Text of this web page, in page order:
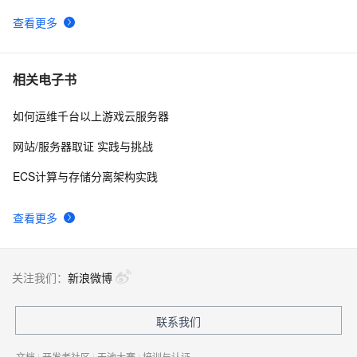
查看更多
相关电子书
查看更多
如何运维千台以上游戏云服务器
网站/服务器取证 实践与挑战
ECS计算与存储分离架构实践
关注我们： 新浪微博
联系我们